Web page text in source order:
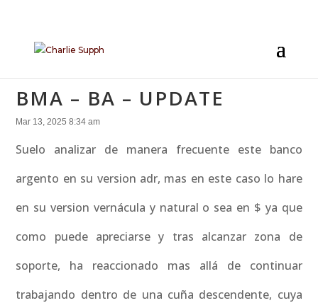
BMA – BA – UPDATE
Mar 13, 2025 8:34 am
Suelo analizar de manera frecuente este banco
argento en su version adr, mas en este caso lo hare
en su version vernácula y natural o sea en $ ya que
como puede apreciarse y tras alcanzar zona de
soporte, ha reaccionado mas allá de continuar
trabajando dentro de una cuña descendente, cuya